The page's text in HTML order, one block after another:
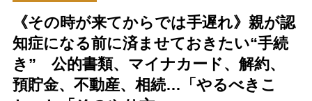
《その時が来てからでは手遅れ》親が認
知症になる前に済ませておきたい“手続
き” 公的書類、マイナカード、解約、
預貯金、不動産、相続…「やるべきこ